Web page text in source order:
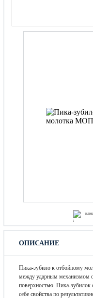
ОПИСАНИЕ
Пика-зубило к отбойному
между ударным механизмом
поверхностью. Пика-
себе свойства по